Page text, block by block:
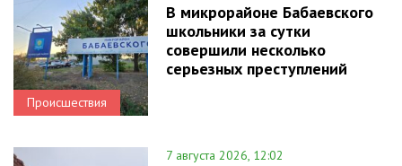
Происшествия
В микрорайоне Бабаевского
школьники за сутки
совершили несколько
серьезных преступлений
7 августа 2026, 12:02